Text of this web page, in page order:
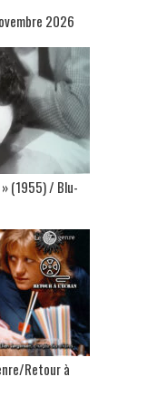
2026
(1955) / Blu-
Retour à